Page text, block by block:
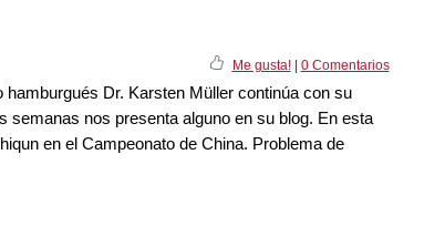
Me gusta!| 0 Comentarios
Dr. Karsten Müller continúa con su
semanas nos presenta alguno en su blog. En esta
en el Campeonato de China. Problema de